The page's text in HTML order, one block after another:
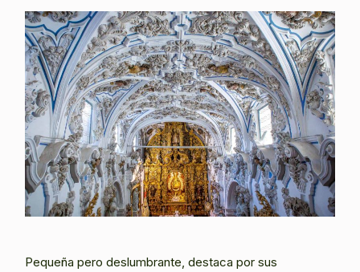
Pequeña pero deslumbrante, destaca por sus